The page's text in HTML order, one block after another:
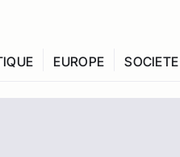
EUROPE SOCIETE